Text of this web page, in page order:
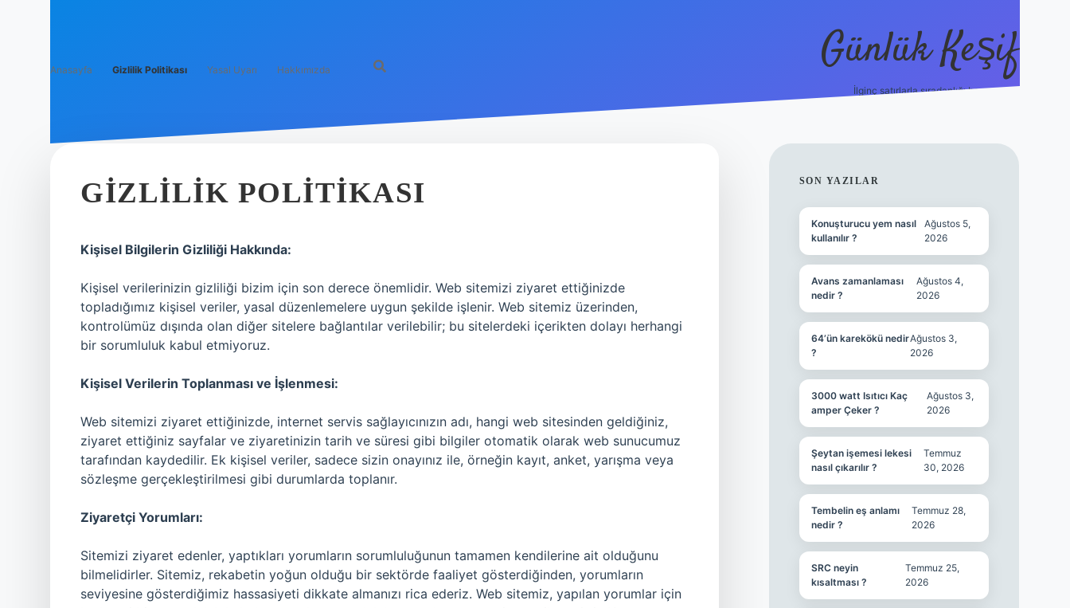
Anasayfa Gizlilik Politikası Yasal Uyarı Hakkımızda Günlük Keşif
İlginç satırlarla sıradanlığı boz.
GIZLILIK POLITIKASI
Kişisel Bilgilerin Gizliliği Hakkında:
Kişisel verilerinizin gizliliği bizim için son derece önemlidir. Web sitemizi ziyaret ettiğinizde
topladığımız kişisel veriler, yasal düzenlemelere uygun şekilde işlenir. Web sitemiz üzerinden,
kontrolümüz dışında olan diğer sitelere bağlantılar verilebilir; bu sitelerdeki içerikten dolayı herhangi
bir sorumluluk kabul etmiyoruz.
Kişisel Verilerin Toplanması ve İşlenmesi:
Web sitemizi ziyaret ettiğinizde, internet servis sağlayıcınızın adı, hangi web sitesinden geldiğiniz,
ziyaret ettiğiniz sayfalar ve ziyaretinizin tarih ve süresi gibi bilgiler otomatik olarak web sunucumuz
tarafından kaydedilir. Ek kişisel veriler, sadece sizin onayınız ile, örneğin kayıt, anket, yarışma veya
sözleşme gerçekleştirilmesi gibi durumlarda toplanır.
Ziyaretçi Yorumları:
Sitemizi ziyaret edenler, yaptıkları yorumların sorumluluğunun tamamen kendilerine ait olduğunu
bilmelidirler. Sitemiz, rekabetin yoğun olduğu bir sektörde faaliyet gösterdiğinden, yorumların
seviyesine gösterdiğimiz hassasiyeti dikkate almanızı rica ederiz. Web sitemiz, yapılan yorumlar için
SIDEBAR
SON YAZILAR
Konuşturucu yem nasıl
kullanılır ?
Ağustos 5,
2026
Avans zamanlaması
nedir ?
Ağustos 4,
2026
64’ün karekökü nedir
?
Ağustos 3,
2026
3000 watt Isıtıcı Kaç
amper Çeker ?
Ağustos 3,
2026
Şeytan işemesi lekesi
nasıl çıkarılır ?
Temmuz
30, 2026
Tembelin eş anlamı
nedir ?
Temmuz 28,
2026
SRC neyin
kısaltması ?
Temmuz 25,
2026
tulipbet giriş